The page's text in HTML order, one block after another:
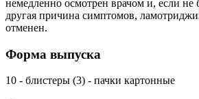
немедленно осмотрен врачом и, если не
другая причина симптомов,
отменен.
Форма выпуска
10 - блистеры (3) - пачки картонные